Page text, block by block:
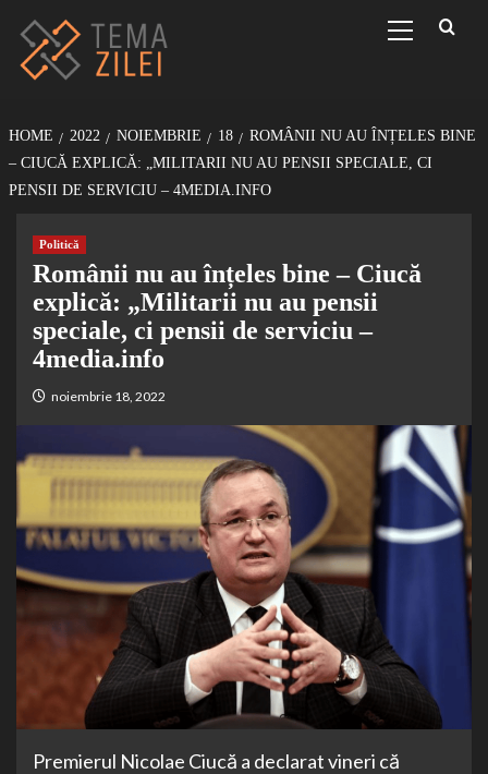
conținut
Menu
HOME 2022 NOIEMBRIE 18
ROMÂNII NU AU ÎNȚELES BINE
– CIUCĂ EXPLICĂ: „MILITARII NU AU PENSII SPECIALE, CI
PENSII DE SERVICIU – 4MEDIA.INFO
Politică
Românii nu au înțeles bine – Ciucă
explică: „Militarii nu au pensii
speciale, ci pensii de serviciu –
4media.info
noiembrie 18, 2022
Premierul Nicolae Ciucă a declarat vineri că